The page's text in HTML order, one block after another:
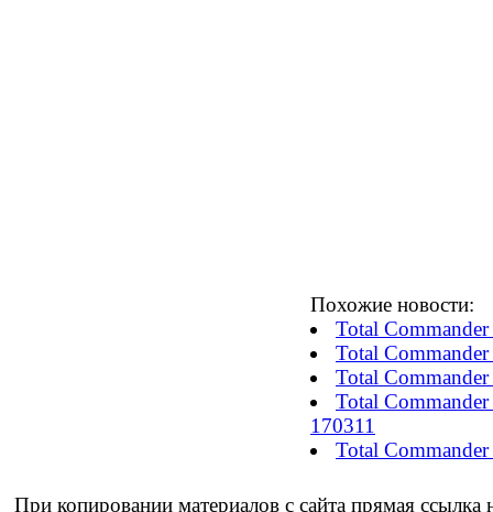
Похожие новости:
Total
Total
Total
Total
170311
Total
При копировании материалов с сайта прямая ссылка